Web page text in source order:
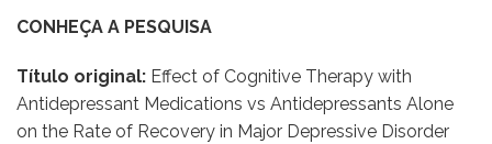
CONHEÇA A PESQUISA
Título original: Effect of Cognitive Therapy with
Antidepressant Medications vs Antidepressants Alone
on the Rate of Recovery in Major Depressive Disorder